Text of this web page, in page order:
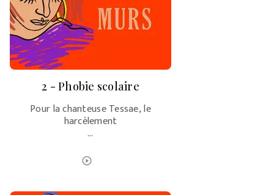
2 - Phobie scolaire
Pour la chanteuse Tessae, le
harcèlement
…
play_circle_outline